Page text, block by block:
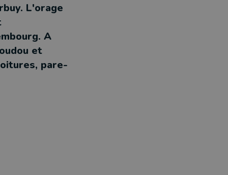
L'orage
A
et
pare-